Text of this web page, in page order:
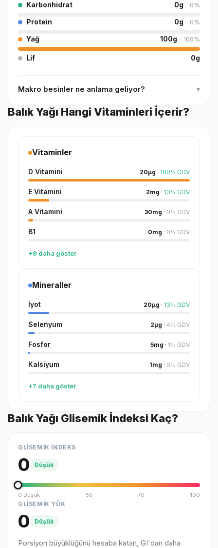
Karbonhidrat 0g · 0%
Protein 0g · 0%
Yağ 100g · 100%
Lif 0g
Makro besinler ne anlama geliyor? ▾
Balık Yağı Hangi Vitaminleri İçerir?
Vitaminler
D Vitamini 20µg · 100% GDV
E Vitamini 2mg · 13% GDV
A Vitamini 30mg · 3% GDV
B1 0mg · 0% GDV
+9 daha göster
Mineraller
İyot 20µg · 13% GDV
Selenyum 2µg · 4% GDV
Fosfor 5mg · 1% GDV
Kalsiyum 1mg · 0% GDV
+7 daha göster
Balık Yağı Glisemik İndeksi Kaç?
GLİSEMİK İNDEKS
0 Düşük
0 Düşük 55 70 100
GLİSEMİK YÜK
0 Düşük
Porsiyon büyüklüğünü hesaba katan, GI'dan daha